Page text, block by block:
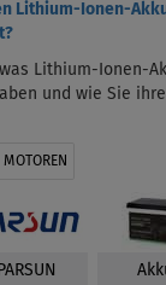
Lithium-Ionen-
Lithium-Ionen-
und wie Sie
PARSUN